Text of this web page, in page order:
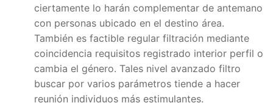
ciertamente lo harán complementar de antemano
con personas ubicado en el destino área.
También es factible regular filtración mediante
coincidencia requisitos registrado interior perfil o
cambia el género. Tales nivel avanzado filtro
buscar por varios parámetros tiende a hacer
reunión individuos más estimulantes.